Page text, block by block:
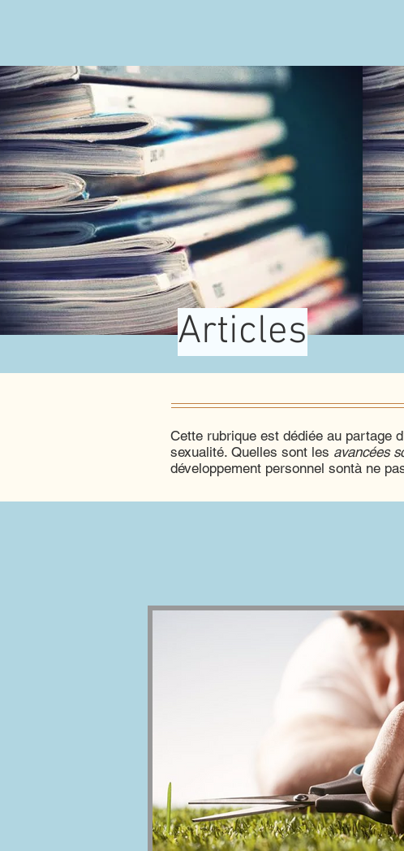
Articles
Cette rubrique est dédiée au partage
sexualité. Quelles sont les avancées
développement personnel sontà ne